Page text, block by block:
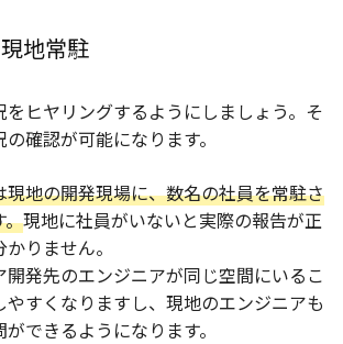
地常駐
をヒヤリングするようにしましょう。そ
確認が可能になります。
現地の開発現場に、数名の社員を常駐さ
。現地に社員がいないと実際の報告が正
りません。
発先のエンジニアが同じ空間にいるこ
やすくなりますし、現地のエンジニアも
できるようになります。